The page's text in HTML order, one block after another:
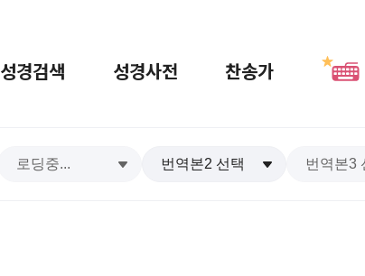
성경검색 성경사전 찬송가